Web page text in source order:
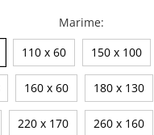
Marime:
110 x 60 150 x 100
160 x 60 180 x 130
220 x 170 260 x 160